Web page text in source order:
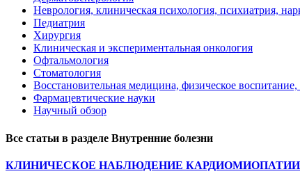
Неврология, клиническая психология, психиатрия,
Педиатрия
Хирургия
Клиническая и экспериментальная онкология
Офтальмология
Стоматология
Восстановительная медицина, физическое
Фармацевтические науки
Научный обзор
Все статьи в разделе Внутренние болезни
КЛИНИЧЕСКОЕ НАБЛЮДЕНИЕ